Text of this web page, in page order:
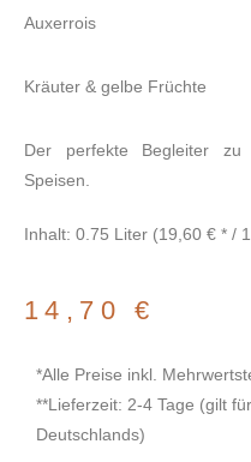
Auxerrois
Kräuter & gelbe Früchte
Der perfekte Begleiter zu
Speisen.
Inhalt: 0.75 Liter (19,60 € * /
14,70€
*Alle Preise inkl.
**Lieferzeit: 2-4 Tage (gilt
Deutschlands)